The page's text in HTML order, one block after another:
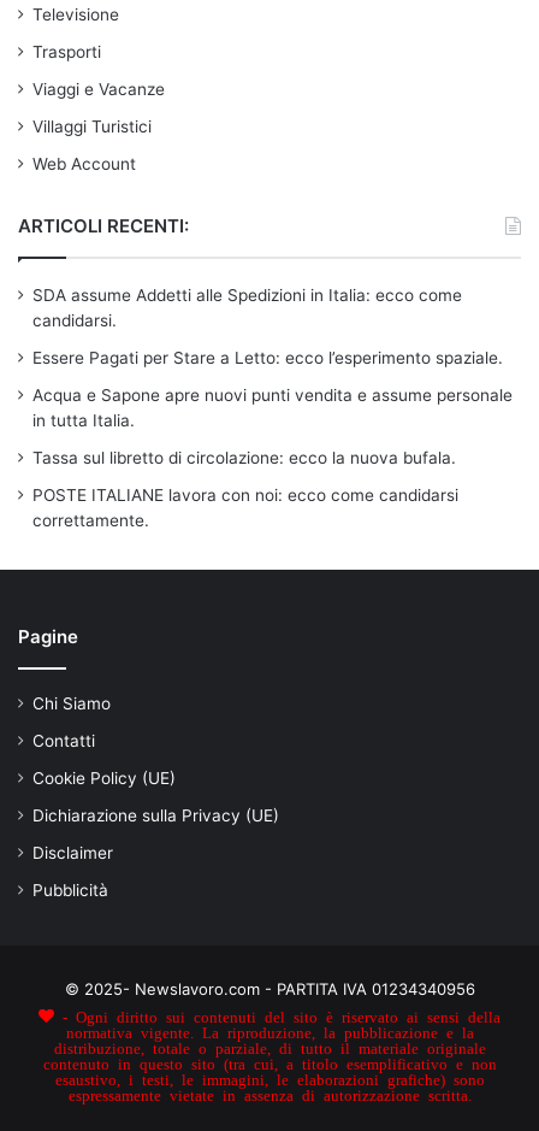
Televisione
Trasporti
Viaggi e Vacanze
Villaggi Turistici
Web Account
ARTICOLI RECENTI:
SDA assume Addetti alle Spedizioni in Italia: ecco come
candidarsi.
Essere Pagati per Stare a Letto: ecco l’esperimento spaziale.
Acqua e Sapone apre nuovi punti vendita e assume personale
in tutta Italia.
Tassa sul libretto di circolazione: ecco la nuova bufala.
POSTE ITALIANE lavora con noi: ecco come candidarsi
correttamente.
Pagine
Chi Siamo
Contatti
Cookie Policy (UE)
Dichiarazione sulla Privacy (UE)
Disclaimer
Pubblicità
© 2025- Newslavoro.com - PARTITA IVA 01234340956
- Ogni diritto sui contenuti del sito è riservato ai sensi della
normativa vigente. La riproduzione, la pubblicazione e la
distribuzione, totale o parziale, di tutto il materiale originale
contenuto in questo sito (tra cui, a titolo esemplificativo e non
esaustivo, i testi, le immagini, le elaborazioni grafiche) sono
espressamente vietate in assenza di autorizzazione scritta.